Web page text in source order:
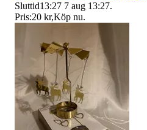
Sluttid13:27 7 aug 13:27.
Pris:20 kr,Köp nu.